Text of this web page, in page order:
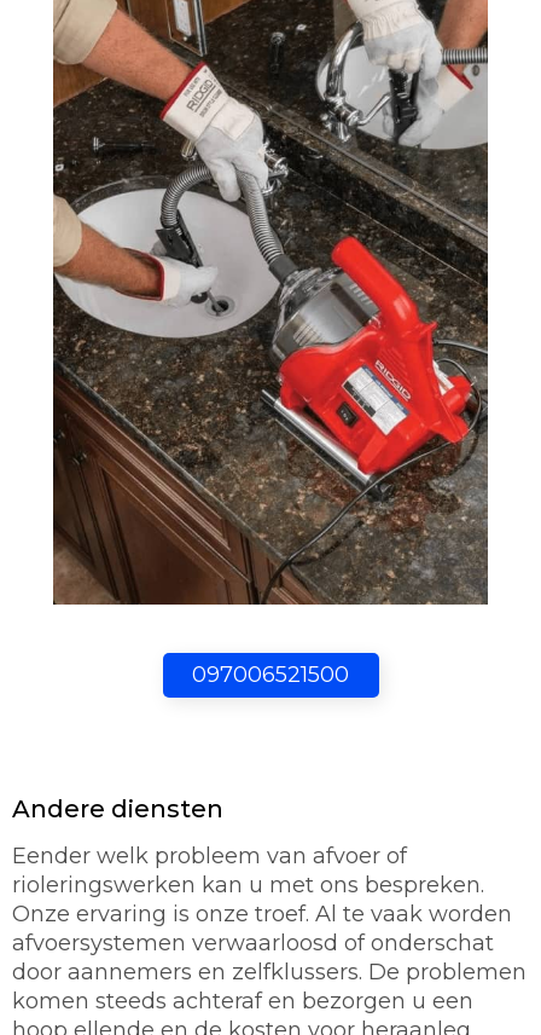
097006521500
Andere diensten
Eender welk probleem van afvoer of
rioleringswerken kan u met ons bespreken.
Onze ervaring is onze troef. Al te vaak worden
afvoersystemen verwaarloosd of onderschat
door aannemers en zelfklussers. De problemen
komen steeds achteraf en bezorgen u een